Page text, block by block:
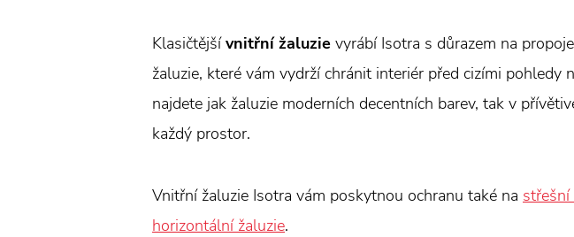
Klasičtějšívnitřní žaluzie vyrábí Isotra s důrazem na
žaluzie, které vám vydrží chránit interiér před cizími
najdete jak žaluzie moderních decentních barev, tak v
každý prostor.
Vnitřní žaluzie Isotra vám poskytnou ochranu také na střešní
horizontální žaluzie.